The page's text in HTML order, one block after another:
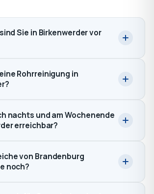
Sie in Birkenwerder vor
Rohrreinigung in
nachts und am Wochenende
erreichbar?
von Brandenburg
noch?